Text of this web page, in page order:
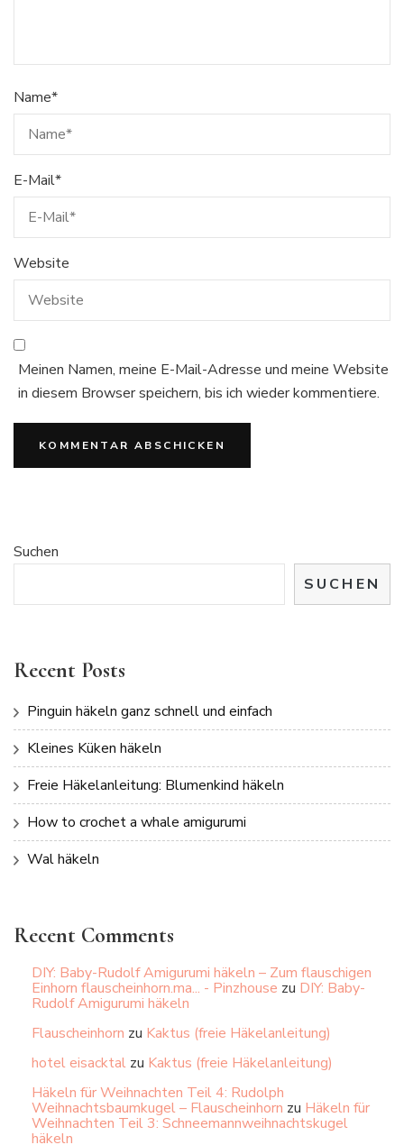
Name*
E-Mail*
Website
Meinen Namen, meine E-Mail-Adresse und meine Website
in diesem Browser speichern, bis ich wieder kommentiere.
Suchen
SUCHEN
Recent Posts
Pinguin häkeln ganz schnell und einfach
Kleines Küken häkeln
Freie Häkelanleitung: Blumenkind häkeln
How to crochet a whale amigurumi
Wal häkeln
Recent Comments
DIY: Baby-Rudolf Amigurumi häkeln – Zum flauschigen
Einhorn flauscheinhorn.ma... - Pinzhouse zu DIY: Baby-
Rudolf Amigurumi häkeln
Flauscheinhorn zu Kaktus (freie Häkelanleitung)
hotel eisacktal zu Kaktus (freie Häkelanleitung)
Häkeln für Weihnachten Teil 4: Rudolph
Weihnachtsbaumkugel – Flauscheinhorn zu Häkeln für
Weihnachten Teil 3: Schneemannweihnachtskugel
häkeln